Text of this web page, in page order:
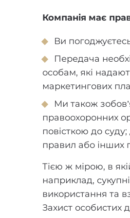
Компанія має
Ви погоджуєтесь
Передача
особам, які
маркетингових
Ми також
правоохоронних
повісткою до
правил або інших
Тією ж мірою, в
наприклад,
використання та
Захист особистих